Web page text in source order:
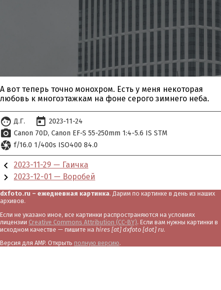
А вот теперь точно монохром. Есть у меня некоторая
любовь к многоэтажкам на фоне серого зимнего неба.
face Д.Г. today 2023-11-24
photo_camera Canon 70D Canon EF-S 55-250mm 1:4-5.6 IS STM
camera f/16.0 1/400s ISO400 84.0
chevron_left 2023-11-29 — Гаичка
chevron_right 2023-12-01 — Воробей
dxfoto.ru – ежедневная картинка. Дарим по картинке в день из наших
архивов.
Если не указано иное, все картинки распространяются на условиях
лицензии Creative Commons Attribution (CC-BY). Если вам нужны картинки в
исходном качестве — пишите на hires [at] dxfoto [dot] ru.
Версия для AMP. Открыть полную версию.